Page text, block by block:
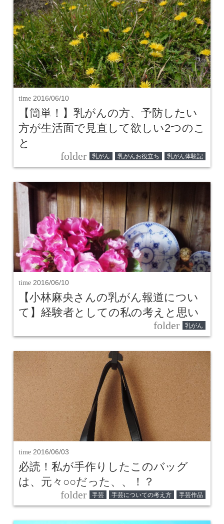
time 2016/06/10
【簡単！】乳がんの方、予防したい
方が生活面で見直して欲しい2つのこ
と
folder 乳がん 乳がんお役立ち 乳がん体験記
time 2016/06/10
【小林麻央さんの乳がん報道につい
て】経験者としての私の考えと思い
folder 乳がん
time 2016/06/03
必読！私が手作りしたこのバッグ
は、元々○○だった、、！？
folder 手芸 手芸についての考え方 手芸作品